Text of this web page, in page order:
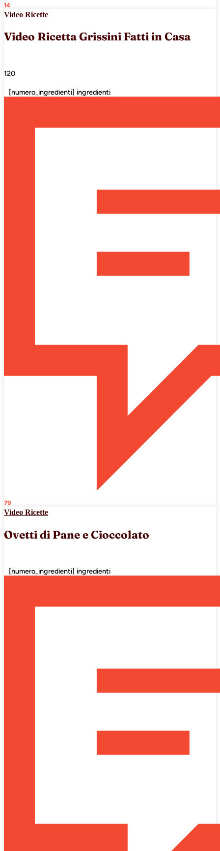
14
Video Ricette
Video Ricetta Grissini Fatti in Casa
120
[numero_ingredienti] ingredienti
79
Video Ricette
Ovetti di Pane e Cioccolato
[numero_ingredienti] ingredienti